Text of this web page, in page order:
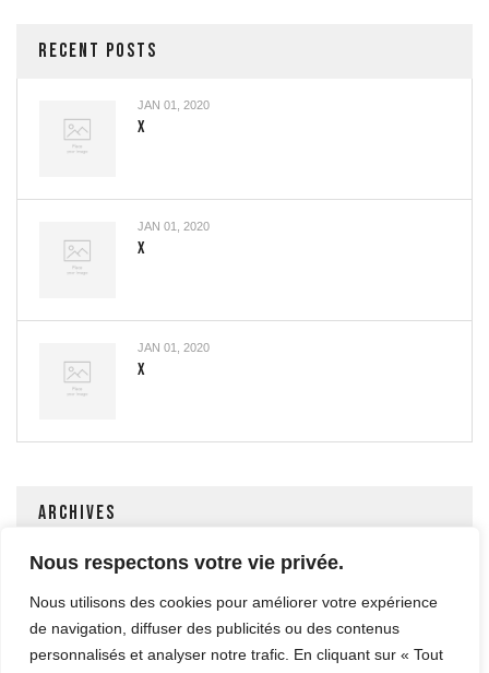
Nous respectons votre vie privée.
Nous utilisons des cookies pour améliorer votre expérience
de navigation, diffuser des publicités ou des contenus
personnalisés et analyser notre trafic. En cliquant sur « Tout
RECENT POSTS
JAN 01, 2020
X
JAN 01, 2020
X
JAN 01, 2020
X
ARCHIVES
JANVIER 2020